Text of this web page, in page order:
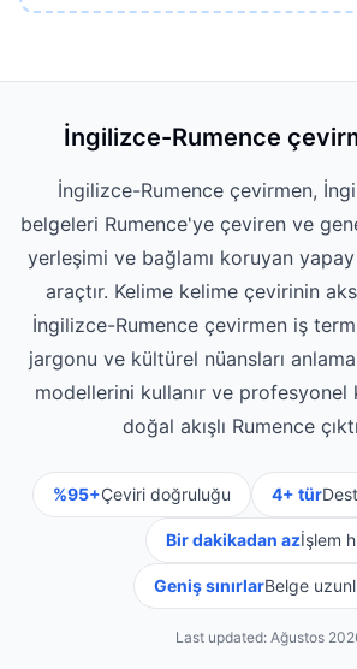
İngilizce-Rumence
İngilizce-Rumence çevirmen,
belgeleri Rumence'ye çeviren ve
yerleşimi ve bağlamı koruyan
araçtır. Kelime kelime çevirinin
İngilizce-Rumence çevirmen iş
jargonu ve kültürel nüansları
modellerini kullanır ve profesyonel
doğal akışlı Rumence
%95+Çeviri doğruluğu 4+ tür
Bir dakikadan azİşlem
Geniş sınırlarBelge
Last updated: Ağustos